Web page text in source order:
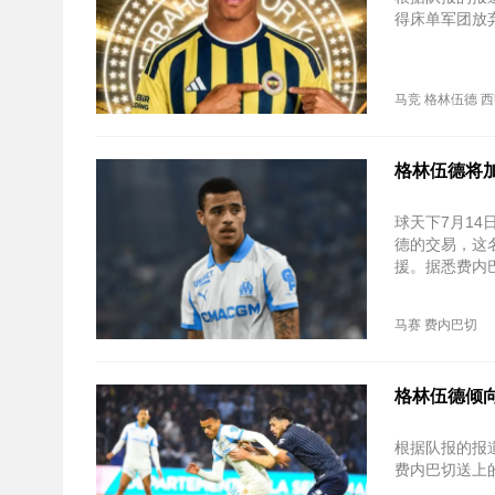
得床单军团放
马竞 格林伍德
格林伍德将
球天下7月14
德的交易，这
援。据悉费内
马赛 费内巴切
格林伍德倾
根据队报的报
费内巴切送上